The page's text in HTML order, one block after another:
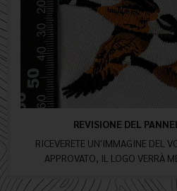
REVISIONE DEL
RICEVERETE UN'IMMAGINE DEL
APPROVATO, IL LOGO VERRÀ